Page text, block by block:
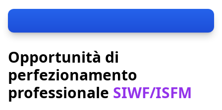
Opportunità di
perfezionamento
professionale SIWF/ISFM